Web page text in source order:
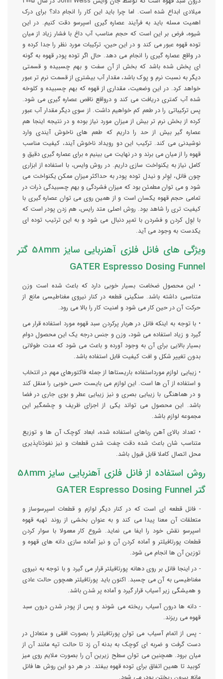
میلادی ابداع شده است. اما چرا باید این کار را انجام داد؟ برای درک
اهمیت مسله باید به فرآیند عصاره گیری اسپرسو دقت کنیم. در این
شیوه، فرض بر این است که حجم مناسب آب داغ با فشار زیاد از میان
توده قهوه عبور می کند و در این حین، ترکیبات مورد نظر را جدا کرده و
در واقع عصاره گیری را انجام می دهد. حال اگر توده پودر قهوه به گونه
ای پخش شده باشد که بخش از آن سفت و بهم چسبیده و قسمتی
دیگر به نسبت نرم و پوک باشد، مقدار آب بیشتری از قسمت نرم تر عبور
خواهد کرد. در این وضعیت، مقداری از قهوه که بهم چسبیده و کلوخه
شده آب کمتری دریافت می کند و درواقع ناقص عصاره گیری می شود.
پس ترکیباتی را در طعم کم خواهیم داشت. از سوی دیگر مقدار آب عبور
کرده از بخش نرم تر بیش از میزان مورد نیاز بوده و در نتیجه اینجا هم
عصاره گیر بیش از حد را داریم که طعم های ناخوش آیندی وارد
نوشیدنی می کند. ترکیب این دو رویداد ناخوش آیند، کیفیت مناسب
قهوه را از میان می برند و در نهایت می بینیم ه برای عصاره گیری دقیق و
کامل نیاز به یکنواخت سازی داریم. در روش وایس، با استفاده از ابزاری
چون فانل، لِوِلر و نیدل توده پودر به حداکثر میزان ممکن یکنواخت می
شود و می توان مطمئن بود که میزان فشردگی و بهم چسبیدگی ذرات در
تمامی حجم قهوه یکسان است و از همین روی می توان عصاره گیری با
کیفیت تری را شاهد بود. روش اصلی متد رایس، هم زدن پودر است که
با لِوِل کردن و فشردن با تمپر دنبال می شود و به این ترتیب توده ای
یکدست به وجود می آید.
ویژگی های فانل فلزی آهنربایی سایز 58mm گتر
GATER Espresso Dosing Funnel
• این محصول ضخامت بسیار خوبی دارد که باعث شده است وزن
متناسبی داشته باشد. سنگینی قطعه در کنار نیروی مغناطیسی مانع از
حرکت آن در حین کار می شود و امنیت کار را بالا می رود.
• با توجه به اینکه فانل در هربار پرکردن سبد قهوه مورد استفاده قرار می
گیرد و زیاد استفاده می شود، وزن و جنس درجه یک این محصول دوام
بسیار بالایی برای آن به وجود آورده و باعث می شود که مدت طولانی
بدون تغییر شکل و افت کیفیت قابل استفاده باشد.
• زیبایی لوازم مورداستفاده باریستاها از جمله فاکتورهای مهم در انتخاب
و استفاده از آن ها است. این لوازم می بایست حس خوبی را منقل کند
و در هماهنگی با زیبایی بصری و نیز زیبایی عطر و بوی جاری در فضا
باشد. این محصول می تواند یکی از اجزای ظریف و چشمگیر این
مجموعه لوازم باشد.
• تعداد بالای آهن رباهای استفاده شده، ابعاد کوچک آن ها و توزیع
متناسب شان باعث شده دقت چفت شدن قطعات و نیز نفوذناپذیری
محل اتصال کاملا قابل قبول باشد.
روش استفاده از فانل فلزی آهنربایی سایز 58mm
گتر GATER Espresso Dosing Funnel
- فانل قطعه ای است که در کنار دیگر لوازم و قطعات اسپرسوساز و
متعلقات آن معنا پیدا می کند و به عنوان بخشی از روند تهیه قهوه
اسپرسو نقش خود را ایفا می نماید. شروع کار معمولا با سوار کردن
قطعات پورتافیلتر و آماده کردن آن و نیز آماده سازی دانه های قهوه و
توزین آن ها انجام می شود.
- در اینجا فانل بر روی دهانه پورتافیلتر قرار می گیرد و با توجه به نیروی
مغناطیسی به آن می چسبد. اکنون باید پورتافیلتر همچون حالت عادی
و همیشگی زیر آسیاب قرار گیرد و آماده پر شدن باشد.
- دانه ها درون آسیاب ریخته می شوند و پس از پودر شدن درون سبد
قهوه می ریزند.
- پس از اتمام آسیاب می توان پورتافیلتر را بصورت افقی و متعادل در
دست گرفت و ضربه ای کوچک به بدنه آن زد تا حالت تپه مانند آن از
میان برود. همچنین می توان سطح زیرین آن را بصورت ملایم روی میز
کوبید تا همین اتفاق برای توده قهوه بیفتد. در هر دو این روش ها فانل